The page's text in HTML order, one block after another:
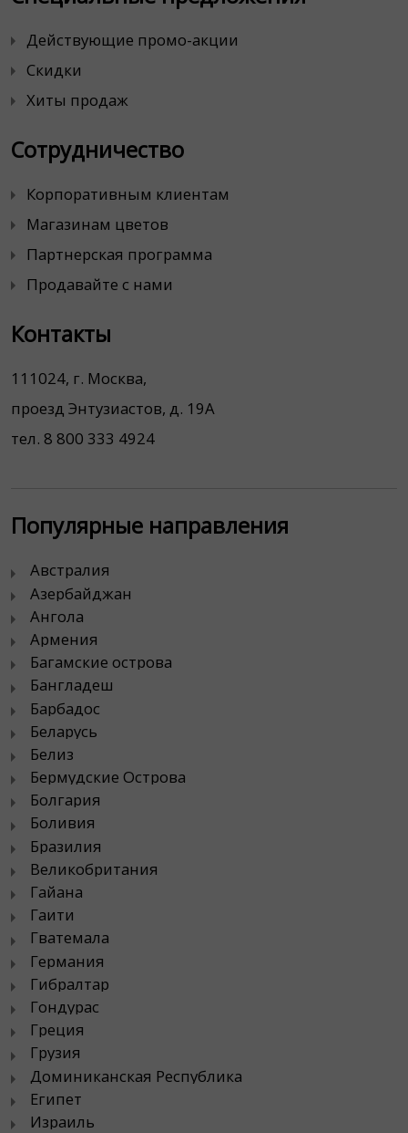
Действующие промо-акции
Скидки
Хиты продаж
Сотрудничество
Корпоративным клиентам
Магазинам цветов
Партнерская программа
Продавайте с нами
Контакты
111024, г. Москва,
проезд Энтузиастов, д. 19А
тел. 8 800 333 4924
Популярные направления
Австралия
Азербайджан
Ангола
Армения
Багамские острова
Бангладеш
Барбадос
Беларусь
Белиз
Бермудские Острова
Болгария
Боливия
Бразилия
Великобритания
Гайана
Гаити
Гватемала
Германия
Гибралтар
Гондурас
Греция
Грузия
Доминиканская Республика
Египет
Израиль